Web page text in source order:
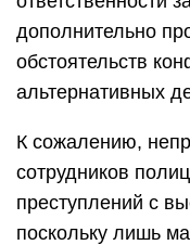
дополнительно
обстоятельств
альтернативных
К сожалению,
сотрудников
преступлений с
поскольку лишь